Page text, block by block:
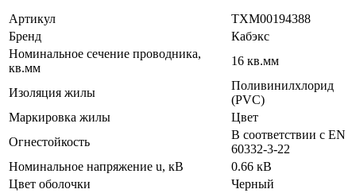
Артикул
ТХМ00194388
Бренд
Кабэкс
Номинальное сечение проводника,
кв.мм
16 кв.мм
Изоляция жилы
Поливинилхлорид
(PVC)
Маркировка жилы
Цвет
Огнестойкость
В соответствии с EN
60332-3-22
Номинальное напряжение u, кВ
0.66 кВ
Цвет оболочки
Черный